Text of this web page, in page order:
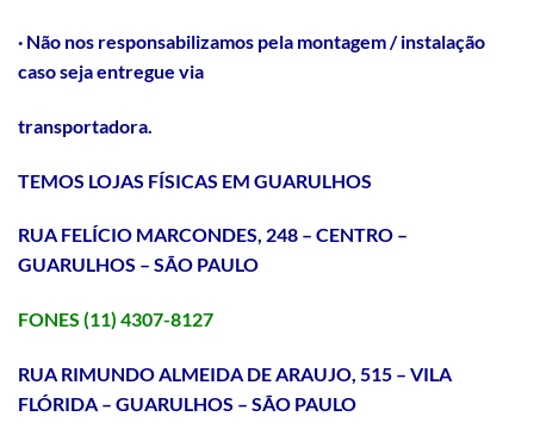
· Não nos responsabilizamos pela montagem / instalação
caso seja entregue via
transportadora.
TEMOS LOJAS FÍSICAS EM GUARULHOS
RUA FELÍCIO MARCONDES, 248 – CENTRO –
GUARULHOS – SÃO PAULO
FONES (11) 4307-8127
RUA RIMUNDO ALMEIDA DE ARAUJO, 515 – VILA
FLÓRIDA – GUARULHOS – SÃO PAULO